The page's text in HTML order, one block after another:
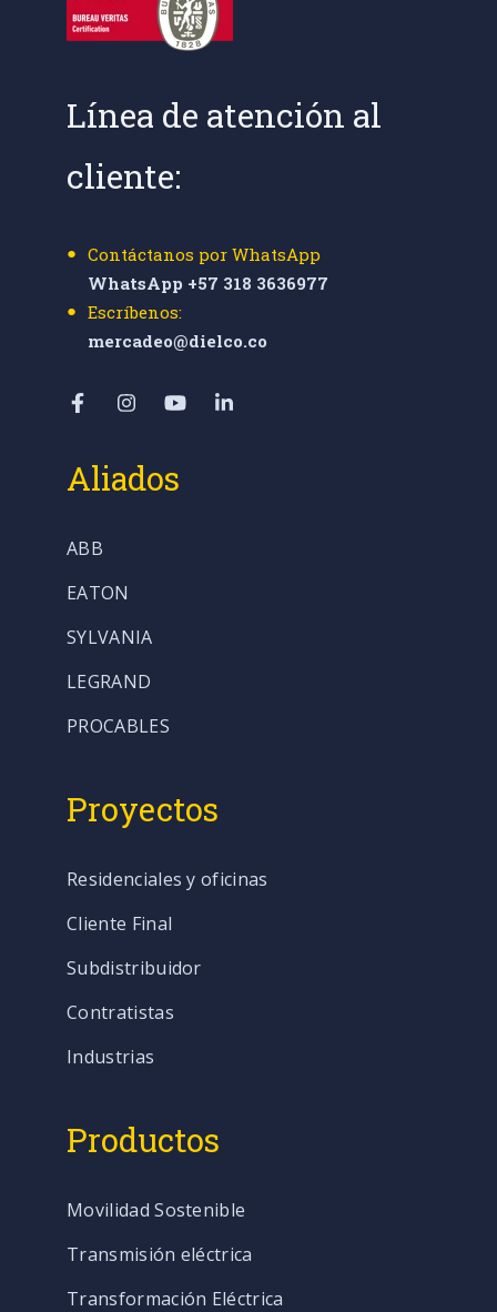
Línea de atención al
cliente:
Contáctanos por WhatsApp
WhatsApp +57 318 3636977
Escríbenos:
mercadeo@dielco.co
Aliados
ABB
EATON
SYLVANIA
LEGRAND
PROCABLES
Proyectos
Residenciales y oficinas
Cliente Final
Subdistribuidor
Contratistas
Industrias
Productos
Movilidad Sostenible
Transmisión eléctrica
Transformación Eléctrica